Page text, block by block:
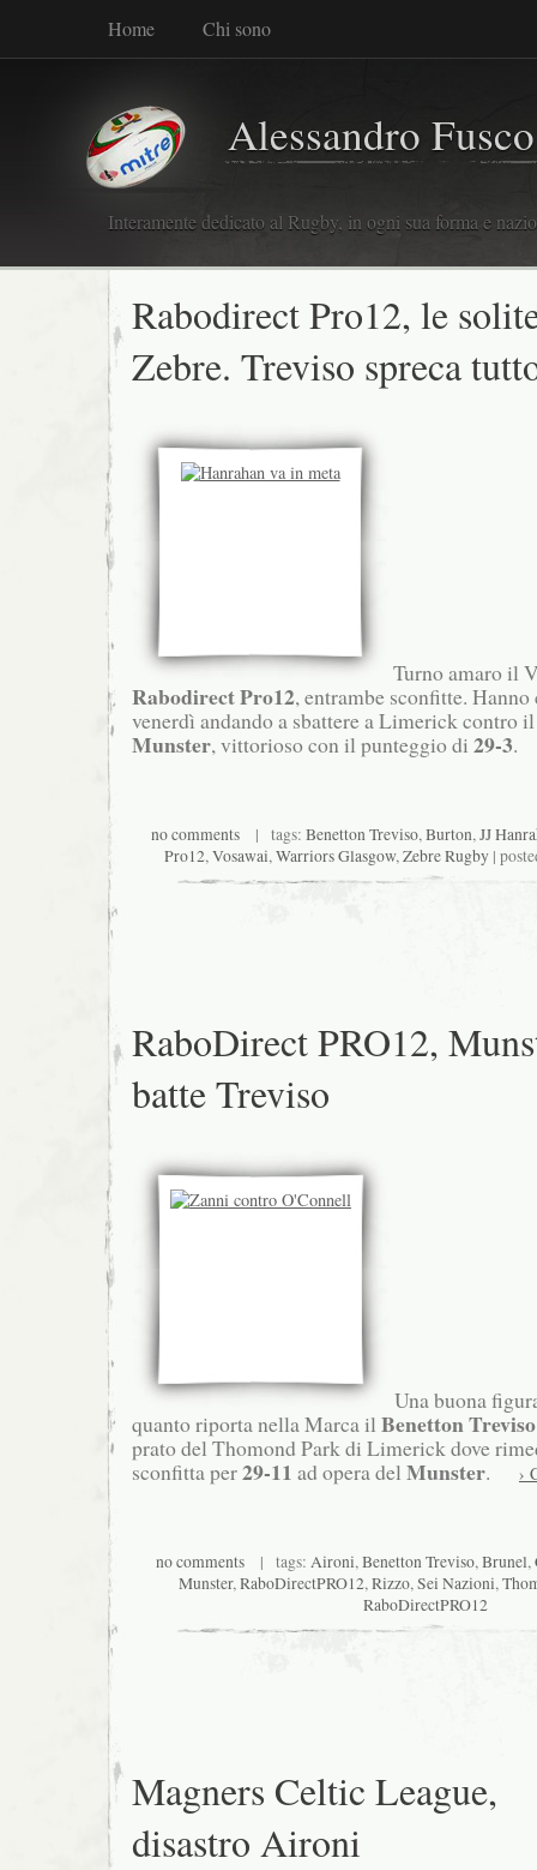
Home Chi sono
Alessandro Fusco
Interamente dedicato al Rugby, in ogni sua forma e
Rabodirect Pro12, le
Zebre. Treviso spreca
Turno amaro il
Rabodirect Pro12, entrambe sconfitte.
venerdì andando a sbattere a Limerick contro
Munster, vittorioso con il punteggio di 29-3.
no comments| tags: Benetton Treviso,Burton,JJ
Pro12,Vosawai,Warriors Glasgow,Zebre Rugby|
RaboDirect PRO12,
batte Treviso
Una buona
quanto riporta nella Marca il Benetton Treviso
prato del Thomond Park di Limerick dove
sconfitta per29-11 ad opera del Munster. ›
no comments | tags: Aironi,Benetton Treviso,Brunel,
Munster,RaboDirectPRO12,Rizzo,Sei Nazioni,
RaboDirectPRO12
Magners Celtic League,
disastro Aironi